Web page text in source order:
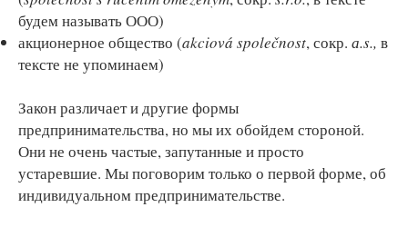
будем называть ООО)
акционерное общество (akciová společnost, сокр. а.s., в
тексте не упоминаем)
Закон различает и другие формы
предпринимательства, но мы их обойдем стороной.
Они не очень частые, запутанные и просто
устаревшие. Мы поговорим только о первой форме, об
индивидуальном предпринимательстве.